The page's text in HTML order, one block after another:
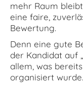
mehr Raum
eine faire,
Bewertung.
Denn eine gute
der Kandidat auf
allem, was
organisiert wurde.